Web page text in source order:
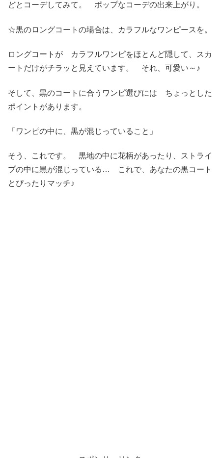
どとコーデしてみて。 ポップなコーデの出来上がり。
☆黒のロングコートの場合は、カラフルなワンピースを。
ロングコートが カラフルワンピをほとんど隠して、スカ
ートだけがチラッと見えています。 それ、可愛い～♪
そして、黒のコートに合うワンピ選びには ちょっとした
ポイントがあります。
「ワンピの中に、黒が混じっていること」
そう、これです。 黒地の中に花柄があったり、ストライ
プの中に黒が混じっている… これで、あなたの黒コート
とぴったりマッチ♪